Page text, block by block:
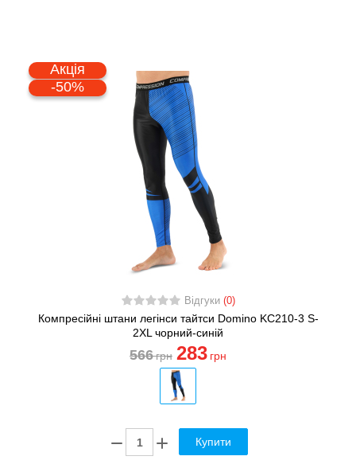
Акція
-50%
Відгуки (0)
Компресійні штани легінси тайтси Domino KC210-3 S-
2XL чорний-синій
566грн 283 грн
Купити